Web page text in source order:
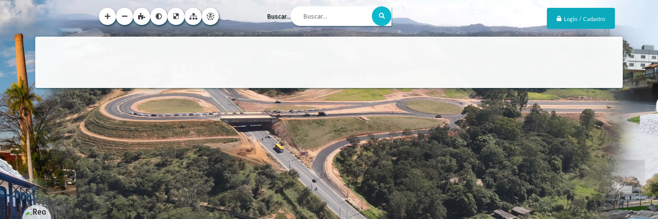
Login / Cadastro
Buscar...